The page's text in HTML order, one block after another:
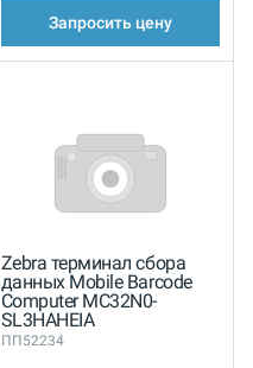
Запросить цену
Zebra терминал сбора
данных Mobile Barcode
Computer MC32N0-
SL3HAHEIA
ПП52234